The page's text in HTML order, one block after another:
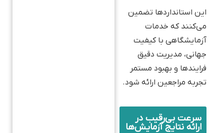
این استانداردها تضمین
می‌کنند که خدمات
آزمایشگاهی با کیفیت
جهانی، مدیریت دقیق
فرایندها و بهبود مستمر
تجربه مراجعین ارائه شود.
سرعت بی‌رقیب در
ارائه نتایج آزمایش‌ها